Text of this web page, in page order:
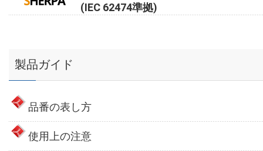
(IEC 62474準拠)
製品ガイド
品番の表し方
使用上の注意